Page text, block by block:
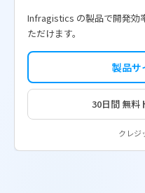
Infragistics の製品で開発効
ただけます。
製品
30日間 無料
クレジ